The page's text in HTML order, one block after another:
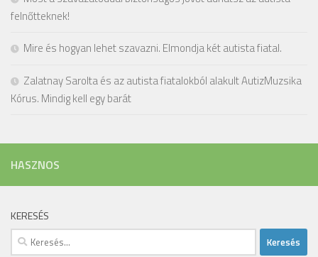
felnőtteknek!
Mire és hogyan lehet szavazni. Elmondja két autista fiatal.
Zalatnay Sarolta és az autista fiatalokból alakult AutizMuzsika
Kórus. Mindig kell egy barát
HASZNOS
KERESÉS
Keresés: